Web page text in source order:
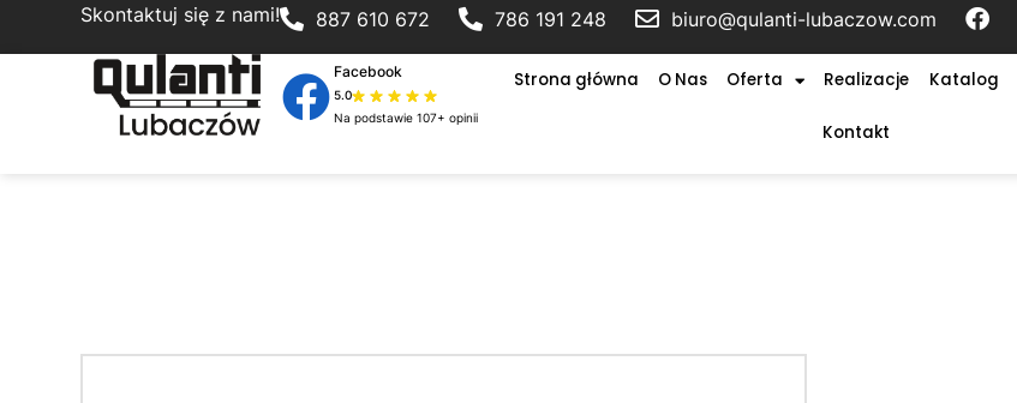
Skontaktuj się z nami! 887 610 672 786 191 248 biuro@qulanti-lubaczow.com
Facebook
5.0
Na podstawie 107+ opinii
Strona główna O Nas Oferta Realizacje Katalog
Kontakt